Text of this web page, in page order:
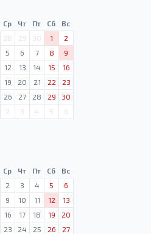
Ср Чт Пт Сб
Вс
28 29 30 1
2
5 6 7 8
9
12 13 14 15
16
19 20 21 22
23
26 27 28 29
30
2 3 4 5 6
Ср Чт Пт Сб
Вс
2 3 4 5
6
9 10 11 12
13
16 17 18 19
20
23 24 25 26
27